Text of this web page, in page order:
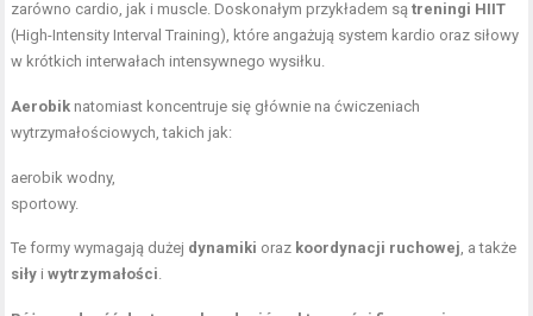
zarówno cardio, jak i muscle. Doskonałym przykładem sątreningi HIIT
(High-Intensity Interval Training), które angażują system kardio oraz siłowy
w krótkich interwałach intensywnego wysiłku.
Aerobik natomiast koncentruje się głównie na ćwiczeniach
wytrzymałościowych, takich jak:
aerobik wodny,
sportowy.
Te formy wymagają dużej dynamiki oraz koordynacji ruchowej, a także
siły iwytrzymałości.